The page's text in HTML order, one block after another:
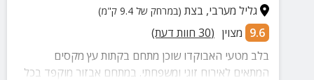
גליל מערבי, בצת (במרחק של 9.4 ק"מ)
9.6 מצוין (
30 חוות דעת)
בלב מטעי האבוקדו שוכן מתחם בקתות עץ מקסים
המתאים לאירוח זוגי ומשפחתי. במתחם אבזור מוקפד בכל